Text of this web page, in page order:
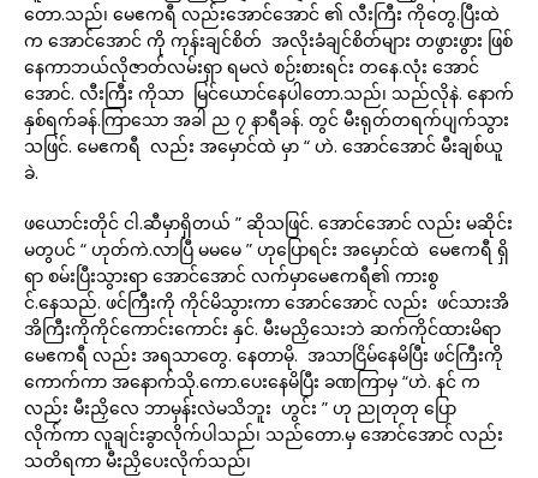
တော.သည်၊ မေဧကရီ လည်းအောင်အောင် ၏ လီးကြီး ကိုတွေ.ပြီးထဲ
က အောင်အောင် ကို ကုန်းချင်စိတ် အလိုးခံချင်စိတ်များ တဖွားဖွား ဖြစ်
နေကာဘယ်လိုဇာတ်လမ်းရှာ ရမလဲ စဉ်းစားရင်း တနေ.လုံး အောင်
အောင်. လီးကြီး ကိုသာ မြင်ယောင်နေပါတော.သည်၊ သည်လိုနဲ. နောက်
နှစ်ရက်ခန်.ကြာသော အခါ ည ၇ နာရီခန်. တွင် မီးရုတ်တရက်ပျက်သွား
သဖြင်. မေဧကရီ လည်း အမှောင်ထဲ မှာ “ ဟဲ. အောင်အောင် မီးချစ်ယူ
ခဲ.
ဖယောင်းတိုင် ငါ.ဆီမှာရှိတယ် ” ဆိုသဖြင်. အောင်အောင် လည်း မဆိုင်း
မတွပင် “ ဟုတ်ကဲ.လာပြီ မမမေ ” ဟုပြောရင်း အမှောင်ထဲ မေဧကရီ ရှိ
ရာ စမ်းပြီးသွားရာ အောင်အောင် လက်မှာမေဧကရီ၏ ကားစွ
င်.နေသည်. ဖင်ကြီးကို ကိုင်မိသွားကာ အောင်အောင် လည်း ဖင်သားအိ
အိကြီးကိုကိုင်ကောင်းကောင်း နှင်. မီးမညှိသေးဘဲ ဆက်ကိုင်ထားမိရာ
မေဧကရီ လည်း အရသာတွေ. နေတာမို. အသာငြိမ်နေမိပြီး ဖင်ကြီးကို
ကောက်ကာ အနောက်သို.ကော.ပေးနေမိပြီး ခဏကြာမှ “ဟဲ. နင် က
လည်း မီးညှိလေ ဘာမှန်းလဲမသိဘူး ဟွင်း ” ဟု ညုတုတု ပြော
လိုက်ကာ လူချင်းခွာလိုက်ပါသည်၊ သည်တော.မှ အောင်အောင် လည်း
သတိရကာ မီးညှိပေးလိုက်သည်၊